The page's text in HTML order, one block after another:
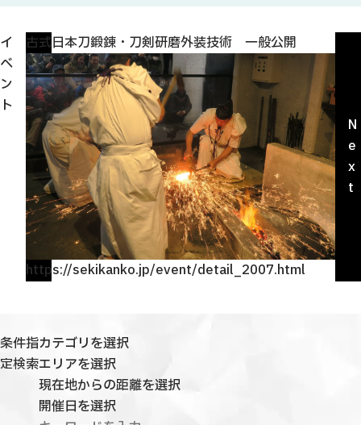
イ
ベ
ン
ト
P
r
e
v
o
u
s
古式日本刀鍛錬・刀剣研磨外装技術 一般公開
https://sekikanko.jp/event/detail_2007.html
N
e
x
t
条件指
定検索
カテゴリを選択
エリアを選択
現在地からの距離を選択
開催日を選択
アクセス
ピックアップ
はじめての関
関の刃物
せきナビ地元ライター
観光ガイド
せきてらす
せきファンクラブ
よくある質問
パンフレット
フォトライブラリー
動画ライブラリー